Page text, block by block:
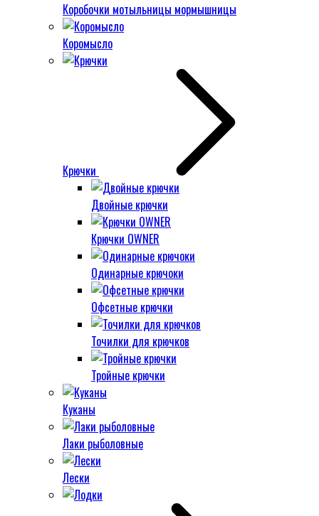
Коробочки мотыльницы мормышницы
Коромысло
Крючки
Двойные крючки
Крючки OWNER
Одинарные крючоки
Офсетные крючки
Точилки для крючков
Тройные крючки
Куканы
Лаки рыболовные
Лески